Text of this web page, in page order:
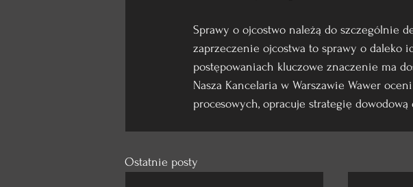
Sprawy o ojcostwo należą do szczególnie
zaprzeczenie ojcostwa to sprawy o daleko
postępowaniach kluczowe znaczenie ma
Nasza Kancelaria w Warszawie Wawer
procesowych, opracuje strategię
Ostatnie posty